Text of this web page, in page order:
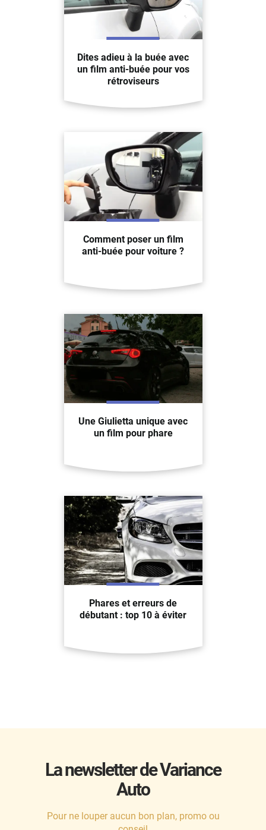
Dites adieu à la buée avec
un film anti-buée pour vos
rétroviseurs
Comment poser un film
anti-buée pour voiture ?
Une Giulietta unique avec
un film pour phare
Phares et erreurs de
débutant : top 10 à éviter
La newsletter de Variance
Auto
Pour ne louper aucun bon plan, promo ou